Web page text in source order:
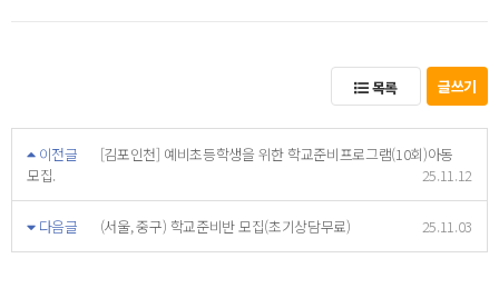
목록 글쓰기
이전글
[김포인천] 예비초등학생을 위한 학교준비프로그램(10회)아동
모집.
25.11.12
다음글 (서울, 중구) 학교준비반 모집(초기상담무료) 25.11.03